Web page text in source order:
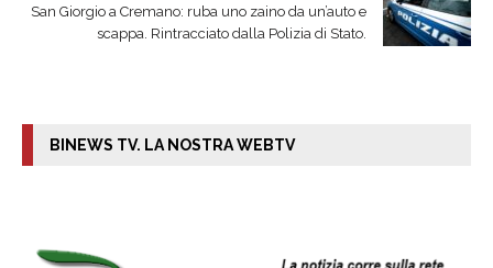
San Giorgio a Cremano: ruba uno zaino da un’auto e
scappa. Rintracciato dalla Polizia di Stato.
BINEWS TV. LA NOSTRA WEBTV